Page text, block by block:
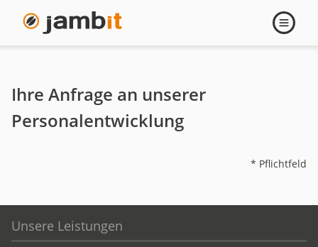
Kontakt
Trainings
öffnen
Ihre Anfrage an unserer
Personalentwicklung
* Pflichtfeld
Unsere Leistungen